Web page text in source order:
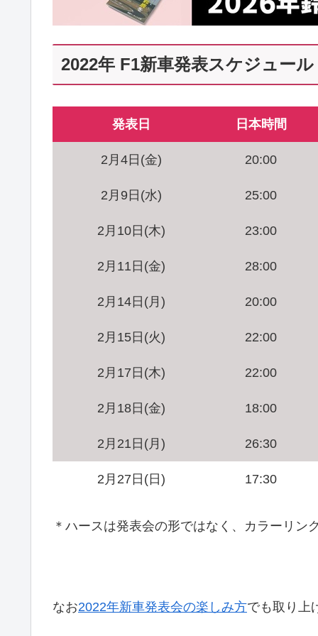
2022年 F1新車発表スケジュール
発表日 日本時間
2月4日(金) 20:00
2月9日(水) 25:00
2月10日(木) 23:00
2月11日(金) 28:00
2月14日(月) 20:00
2月15日(火) 22:00
2月17日(木) 22:00
2月18日(金) 18:00
2月21日(月) 26:30
2月27日(日) 17:30
＊ハースは発表会の形ではなく、カラーリン
なお2022年新車発表会の楽しみ方でも取り上